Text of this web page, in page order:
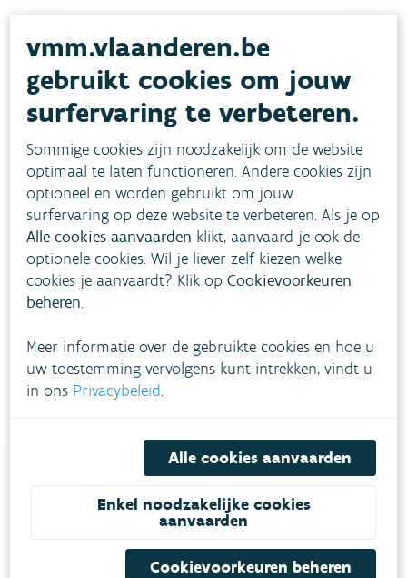
Download pdf
Heb je vragen?
vmm.vlaanderen.be
gebruikt cookies om jouw
surfervaring te verbeteren.
Sommige cookies zijn noodzakelijk om de website
optimaal te laten functioneren. Andere cookies zijn
optioneel en worden gebruikt om jouw
surfervaring op deze website te verbeteren. Als je op
Alle cookies aanvaarden klikt, aanvaard je ook de
optionele cookies. Wil je liever zelf kiezen welke
cookies je aanvaardt? Klik opCookievoorkeuren
beheren.
Meer informatie over de gebruikte cookies en hoe u
uw toestemming vervolgens kunt intrekken, vindt u
in ons Privacybeleid.
Alle cookies aanvaarden
Enkel noodzakelijke cookies
aanvaarden
Cookievoorkeuren beheren